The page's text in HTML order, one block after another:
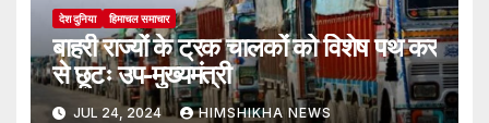
देश दुनिया हिमाचल समाचार
बाहरी राज्यों के ट्रक चालकों को विशेष पथ कर
से छूटः उप-मुख्यमंत्री
JUL 24, 2024 HIMSHIKHA NEWS